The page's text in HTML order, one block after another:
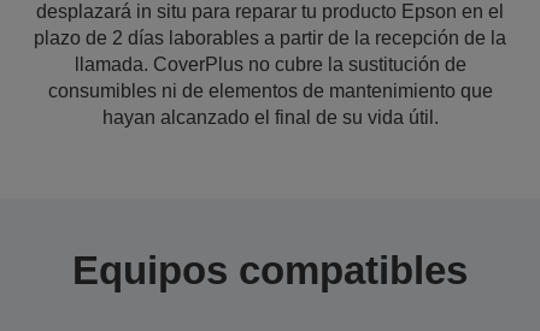
desplazará in situ para reparar tu producto Epson en el
plazo de 2 días laborables a partir de la recepción de la
llamada. CoverPlus no cubre la sustitución de
consumibles ni de elementos de mantenimiento que
hayan alcanzado el final de su vida útil.
Equipos compatibles